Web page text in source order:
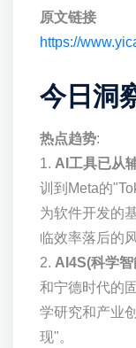
原文链接
https://
今日洞
热点趋势:
1. AI工具已从
训到Meta的
为软件开发的
临效率落后的风
2. AI4S(科学
和宁德时代的
学研究和产业
现"。